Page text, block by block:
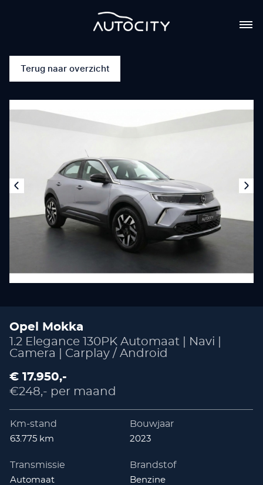
Terug naar overzicht
Opel Mokka
1.2 Elegance 130PK Automaat | Navi |
Camera | Carplay / Android
€ 17.950,-
€248,- per maand
Km-stand
63.775 km
Bouwjaar
2023
Transmissie
Automaat
Brandstof
Benzine